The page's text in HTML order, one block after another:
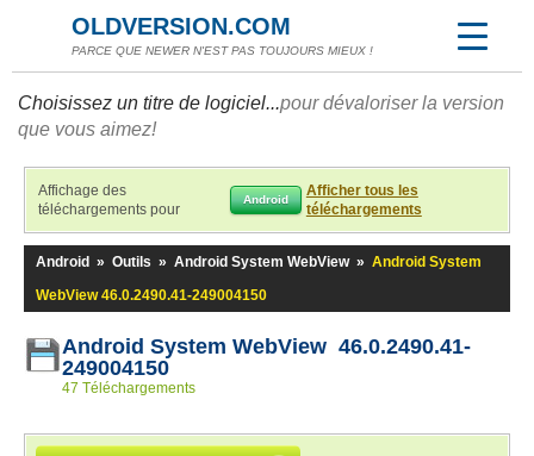
OLDVERSION.COM
PARCE QUE NEWER N'EST PAS TOUJOURS MIEUX !
Choisissez un titre de logiciel...pour dévaloriser la version
que vous aimez!
Affichage des
téléchargements pour
Android
Afficher tous les
téléchargements
Android » Outils » Android System WebView » Android System
WebView 46.0.2490.41-249004150
Android System WebView 46.0.2490.41-
249004150
47 Téléchargements